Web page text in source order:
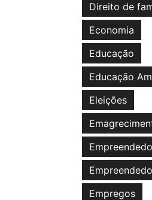
Direito de
Economia
Educação
Educação
Eleições
Empregos